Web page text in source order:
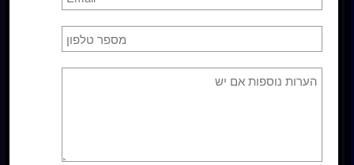
לרכישה אונליין
שבעה שיעורים על הנפש. מתחילים
ספר קורס בניסים